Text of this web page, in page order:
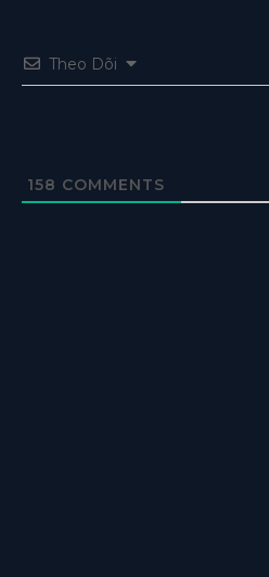
Tập 30 Tập 29 Tập 28 Tập 27
Theo Dõi
158 COMMENTS